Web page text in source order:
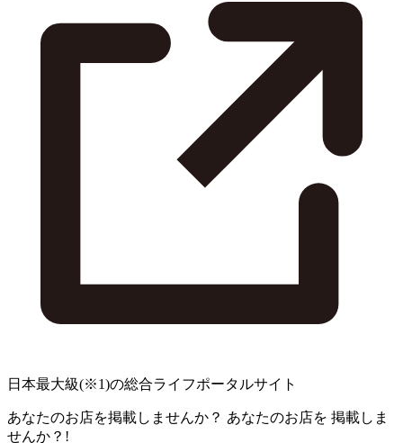
日本最大級(※1)の総合ライフポータルサイト
あなたのお店を掲載しませんか？ あなたのお店を 掲載しま
せんか？!